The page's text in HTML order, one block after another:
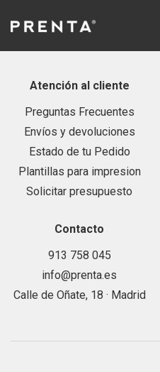
Atención al cliente
Preguntas Frecuentes
Envíos y devoluciones
Estado de tu Pedido
Plantillas para impresion
Solicitar presupuesto
Contacto
913 758 045
info@prenta.es
Calle de Oñate, 18 · Madrid